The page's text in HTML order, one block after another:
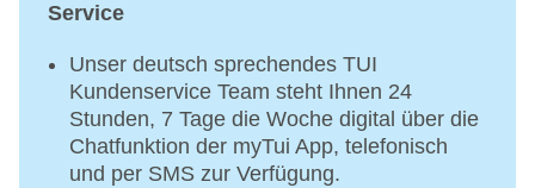
Service
Unser deutsch sprechendes TUI
Kundenservice Team steht Ihnen 24
Stunden, 7 Tage die Woche digital über die
Chatfunktion der myTui App, telefonisch
und per SMS zur Verfügung.